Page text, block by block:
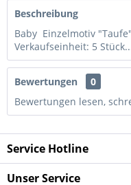
Beschreibung
Baby Einzelmotiv
Verkaufseinheit: 5
Bewertungen
0
Bewertungen lesen,
Service Hotline
Unser Service